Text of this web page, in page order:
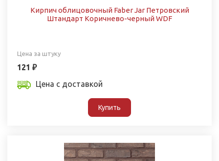
Кирпич облицовочный Faber Jar Петровский
Штандарт Коричнево-черный WDF
Цена за штуку
121 ₽
Цена с доставкой
Купить